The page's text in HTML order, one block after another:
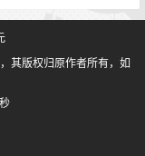
其版权归原作者所有，如